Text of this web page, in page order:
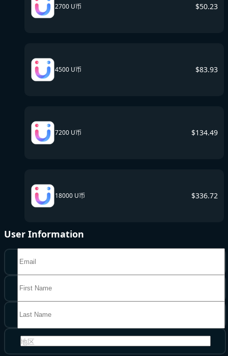
2700 U币 $50.23
4500 U币 $83.93
7200 U币 $134.49
18000 U币 $336.72
User Information
地区